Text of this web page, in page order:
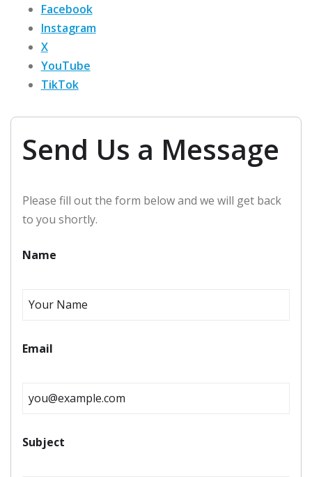
Facebook
Instagram
X
YouTube
TikTok
Send Us a Message
Please fill out the form below and we will get back
to you shortly.
Name
Email
Subject